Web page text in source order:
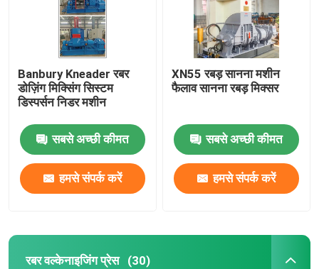
Banbury Kneader रबर
डोज़िंग मिक्सिंग सिस्टम
डिस्पर्सन निडर मशीन
सबसे अच्छी कीमत
हमसे संपर्क करें
XN55 रबड़ सानना मशीन
फैलाव सानना रबड़ मिक्सर
सबसे अच्छी कीमत
हमसे संपर्क करें
रबर वल्केनाइजिंग प्रेस (30)